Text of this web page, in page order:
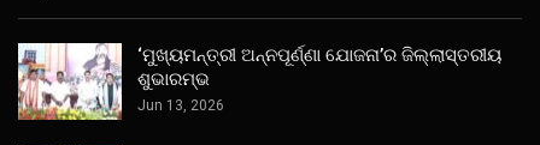
‘ମୁଖ୍ୟମନ୍ତ୍ରୀ ଅନ୍ନପୂର୍ଣ୍ଣା ଯୋଜନା’ର ଜିଲ୍ଲାସ୍ତରୀୟ
ଶୁଭାରମ୍ଭ
Jun 13, 2026